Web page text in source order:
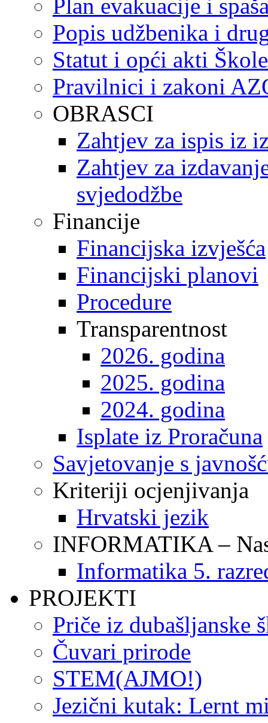
Plan evakuacije i
Popis udžbenika i
Statut i opći akti Škole
Pravilnici i zakoni
OBRASCI
Zahtjev za ispis iz
Zahtjev za
svjedodžbe
Financije
Financijska izvješća
Financijski planovi
Procedure
Transparentnost
2026. godina
2025. godina
2024. godina
Isplate iz Proračuna
Savjetovanje s
Kriteriji ocjenjivanja
Hrvatski jezik
INFORMATIKA –
Informatika 5.
PROJEKTI
Priče iz dubašljanske
Čuvari prirode
STEM(AJMO!)
Jezični kutak: Lernt